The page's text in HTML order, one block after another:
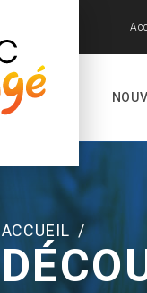
ACCUEIL /